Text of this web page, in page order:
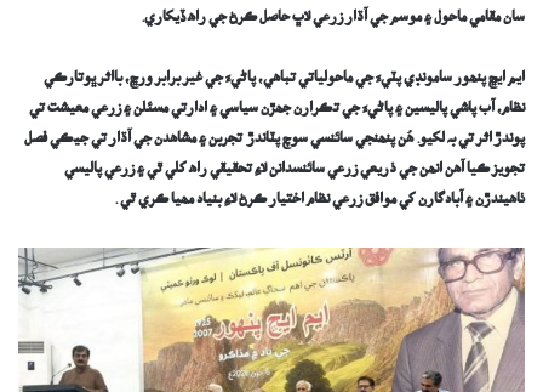
سان مقامي ماحول۽موسمجي آڌارزرعي لاڀ حاصل ڪرڻ جي راھ ڏيکاري.
ايم ايڇ پنھورسامونڊي پٽيءَ جي ماحولياتي تباھي، پاڻيءَ جي غير برابر ورڇ، بااثر ڀوتارڪي
نظام، آب پاشي پاليسين ۽ پاڻيءَ جي تڪرارن جھڙن سياسي ۽ ادارتي مسئلن ۽ زرعي معيشت تي
پوندڙ اثرتيبہ لکيو. ھُنپنھنجي سائنسي سوچ پٽاندڙ تجربن ۽ مشاهدن جي آڌار تي جيڪي فصل
تجويز ڪيا آھن انھن جي ذريعي زرعي سائنسدانن لاءِ تحقيقي راھ کلي ٿي ۽ زرعي پاليسي
ٺاھيندڙن ۽ آبادگارن کي موافق زرعي نظام اختيار ڪرڻ لاءِ بنياد مھيا ڪري ٿي .